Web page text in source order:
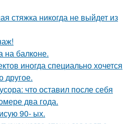
стяжка никогда не выйдет из
на балкoне.
иногда специально хочется
другое.
что оставил после себя
два года.
90- ых.